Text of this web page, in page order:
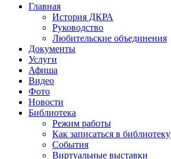
Главная
История ДКРА
Руководство
Любительские объединения
Документы
Услуги
Афиша
Видео
Фото
Новости
Библиотека
Режим работы
Как записаться в библиотеку
События
Виртуальные выставки